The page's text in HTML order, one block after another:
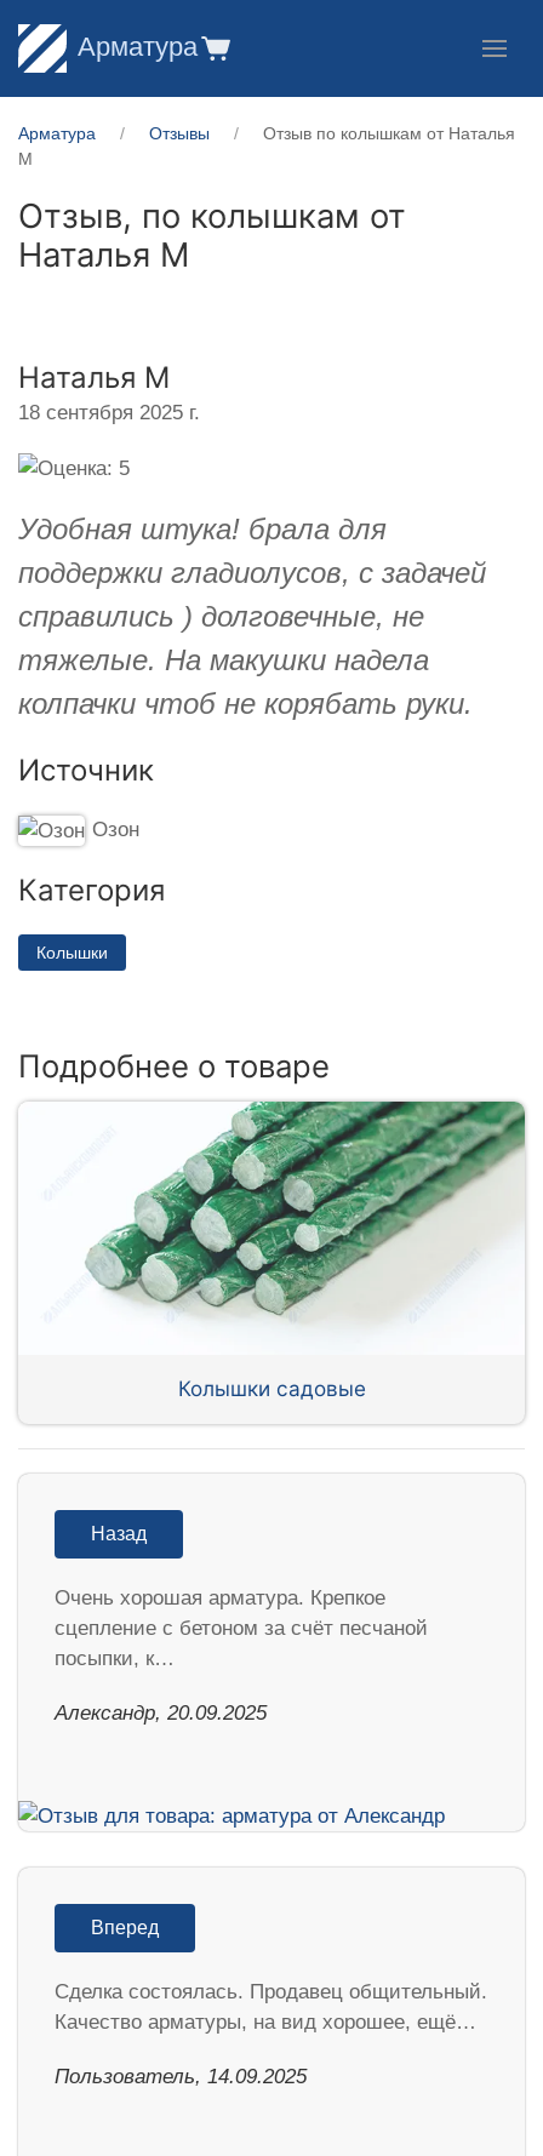
Арматура
Арматура Отзывы
Отзыв по колышкам от Наталья
М
Отзыв, по колышкам от
Наталья М
Наталья М
18 сентября 2025 г.
Удобная штука! брала для
поддержки гладиолусов, с задачей
справились ) долговечные, не
тяжелые. На макушки надела
колпачки чтоб не корябать руки.
Источник
Озон
Категория
Колышки
Подробнее о товаре
Колышки садовые
Назад
Очень хорошая арматура. Крепкое
сцепление с бетоном за счёт песчаной
посыпки, к…
Александр, 20.09.2025
Вперед
Сделка состоялась. Продавец общительный.
Качество арматуры, на вид хорошее, ещё…
Пользователь, 14.09.2025